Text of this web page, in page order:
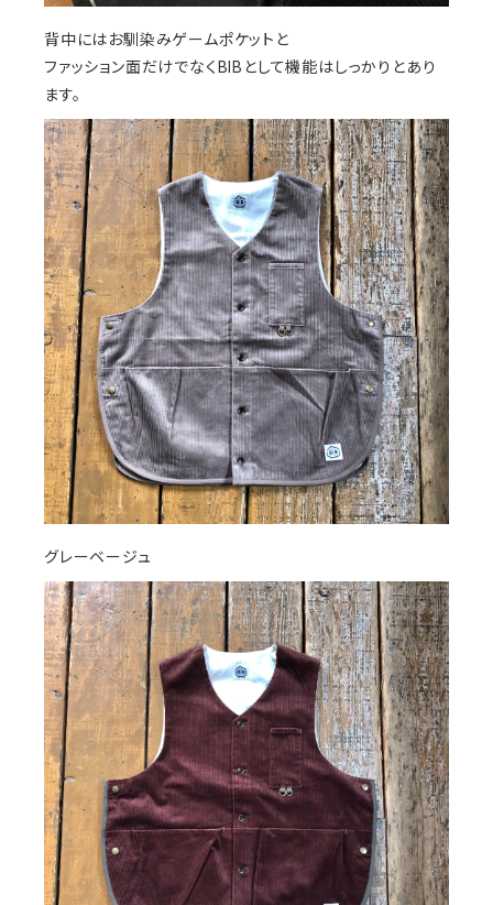
背中にはお馴染みゲームポケットと
ファッション面だけでなくBIBとして機能はしっかりとあり
ます。
グレーベージュ